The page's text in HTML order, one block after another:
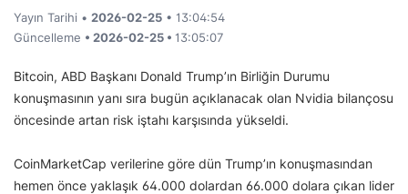
Yayın Tarihi • 2026-02-25 • 13:04:54
Güncelleme • 2026-02-25 • 13:05:07
Bitcoin, ABD Başkanı Donald Trump’ın Birliğin Durumu
konuşmasının yanı sıra bugün açıklanacak olan Nvidia bilançosu
öncesinde artan risk iştahı karşısında yükseldi.
CoinMarketCap verilerine göre dün Trump’ın konuşmasından
hemen önce yaklaşık 64.000 dolardan 66.000 dolara çıkan lider